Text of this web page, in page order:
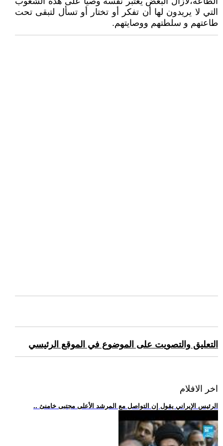
التي لا يريدون لها أن تفكر أو تختار أو تسأل لتبقى تحت
طاعتهم و سلطتهم ووصايتهم.
التعليق والتصويت على الموضوع في الموقع الرئيسي
اخر الافلام
.. الرئيس الإيراني يقول إن التواصل مع المرشد الأعلى مجتبى خامنئ